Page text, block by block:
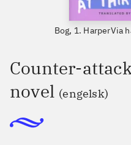
Bog, 1. HarperVia
Counter-
novel (engelsk)